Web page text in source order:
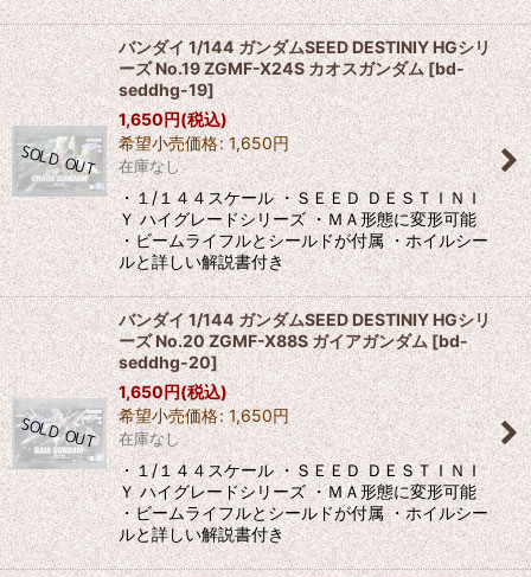
バンダイ 1/144 ガンダムSEED DESTINIY HGシリ
ーズ No.19 ZGMF-X24S カオスガンダム[bd-
seddhg-19]
1,650円(税込)
希望小売価格: 1,650円
在庫なし
・１/１４４スケール ・ＳＥＥＤ ＤＥＳＴＩＮＩ
Ｙ ハイグレードシリーズ ・ＭＡ形態に変形可能
・ビームライフルとシールドが付属 ・ホイルシー
ルと詳しい解説書付き
バンダイ 1/144 ガンダムSEED DESTINIY HGシリ
ーズ No.20 ZGMF-X88S ガイアガンダム [bd-
seddhg-20]
1,650円(税込)
希望小売価格: 1,650円
在庫なし
・１/１４４スケール ・ＳＥＥＤ ＤＥＳＴＩＮＩ
Ｙ ハイグレードシリーズ ・ＭＡ形態に変形可能
・ビームライフルとシールドが付属 ・ホイルシー
ルと詳しい解説書付き